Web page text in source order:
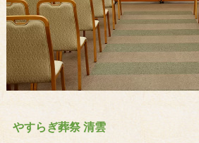
やすらぎ葬祭 清雲